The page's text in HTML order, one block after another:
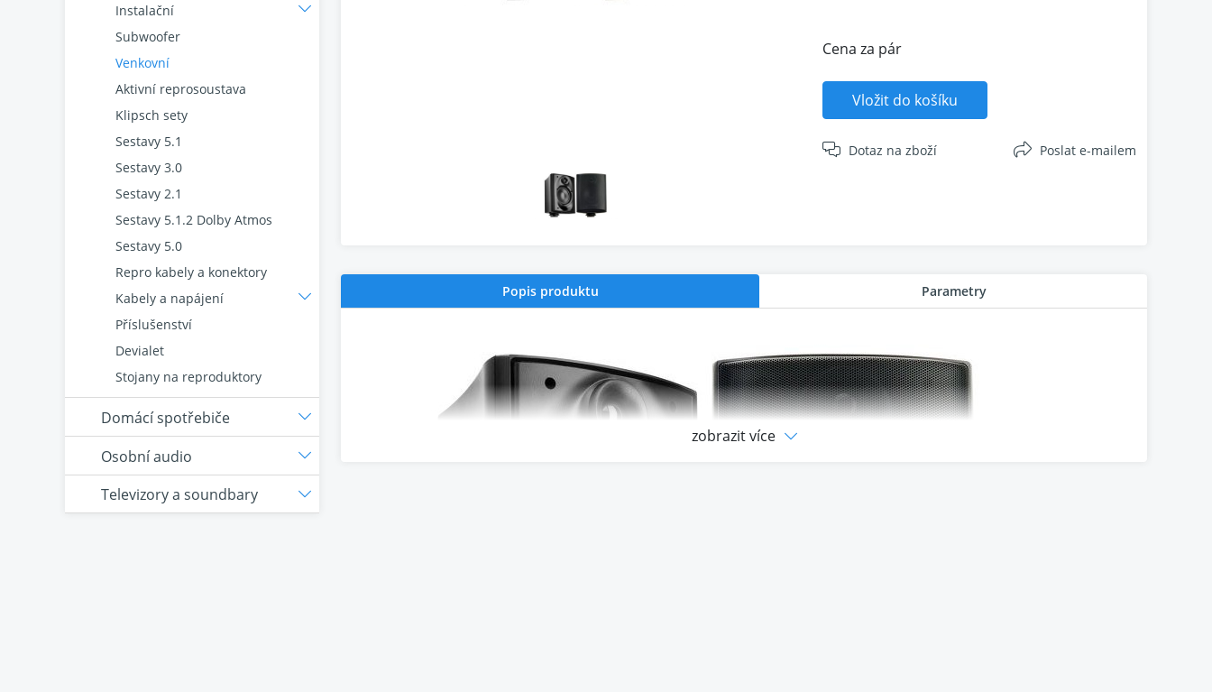
Cena za pár
Vložit do košíku
Dotaz na zboží Poslat e-mailem
Popis produktu Parametry
zobrazit více
Instalační
Subwoofer
Venkovní
Aktivní reprosoustava
Klipsch sety
Sestavy 5.1
Sestavy 3.0
Sestavy 2.1
Sestavy 5.1.2 Dolby Atmos
Sestavy 5.0
Repro kabely a konektory
Kabely a napájení
Příslušenství
Devialet
Stojany na reproduktory
Domácí spotřebiče
Osobní audio
Televizory a soundbary